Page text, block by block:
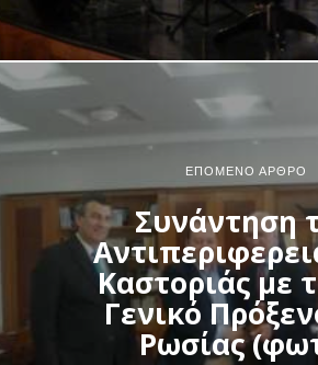
ΕΠΌΜΕΝΟ ΆΡΘΡΟ
Συνάντηση
Καστοριάς με
Γενικό
Ρωσίας